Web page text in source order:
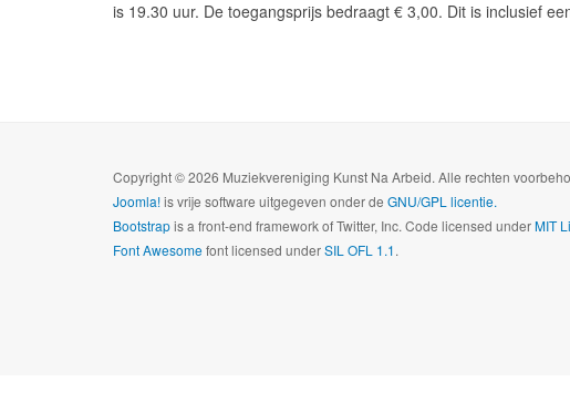
is 19.30 uur. De toegangsprijs bedraagt € 3,00. Dit is inclusief
Copyright © 2026 Muziekvereniging Kunst Na Arbeid. Alle rechten
Joomla!is vrije software uitgegeven onder de GNU/GPL licentie.
Bootstrapis a front-end framework of Twitter, Inc. Code licensed underMIT
Font Awesomefont licensed underSIL OFL 1.1.